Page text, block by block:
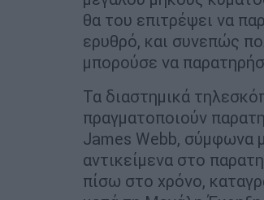
θα του επιτρέψει να
ερυθρό, και συνεπώς
μπορούσε να
Τα διαστημικά
πραγματοποιούν
James Webb, σύμφωνα
αντικείμενα στο
πίσω στο χρόνο,